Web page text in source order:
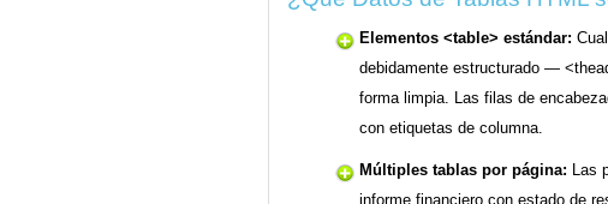
Elementos <table> estándar:
debidamente estructurado —
forma limpia. Las filas de
con etiquetas de columna.
Múltiples tablas por página: Las
informe financiero con estado de